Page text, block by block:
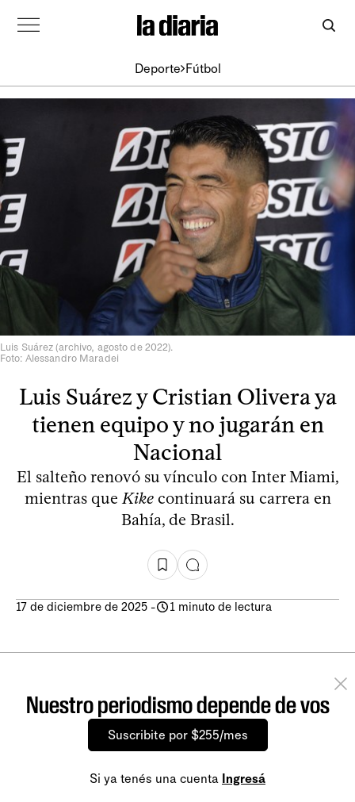
Deporte Fútbol
Luis Suárez (archivo, agosto de 2022).
Foto: Alessandro Maradei
Luis Suárez y Cristian Olivera ya
tienen equipo y no jugarán en
Nacional
El salteño renovó su vínculo con Inter Miami,
mientras que Kikecontinuará su carrera en
Bahía, de Brasil.
17 de diciembre de 2025 - 1 minuto de lectura
Nuestro periodismo depende de vos
Suscribite por $255/mes
Si ya tenés una cuenta Ingresá